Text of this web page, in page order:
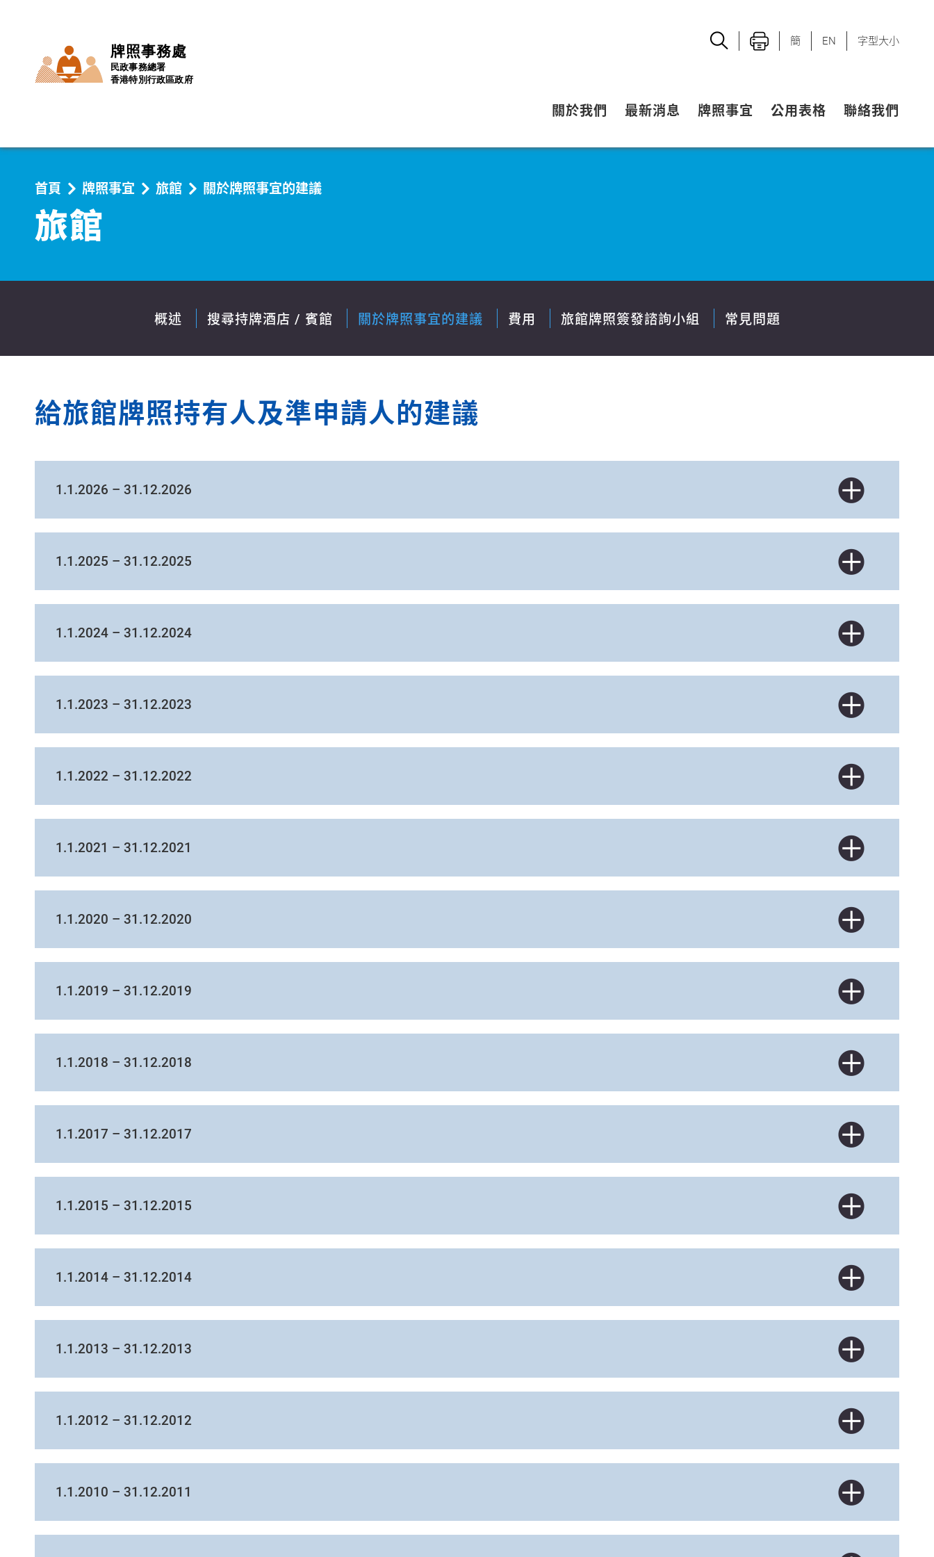
牌照事務處
民政事務總署
香港特別行政區政府
簡 EN 字型大小
關於我們 最新消息 牌照事宜 公用表格 聯絡我們
首頁 牌照事宜 旅館 關於牌照事宜的建議
旅館
概述 搜尋持牌酒店 / 賓館 關於牌照事宜的建議 費用 旅館牌照簽發諮詢小組 常見問題
給旅館牌照持有人及準申請人的建議
1.1.2026 – 31.12.2026
1.1.2025 – 31.12.2025
1.1.2024 – 31.12.2024
1.1.2023 – 31.12.2023
1.1.2022 – 31.12.2022
1.1.2021 – 31.12.2021
1.1.2020 – 31.12.2020
1.1.2019 – 31.12.2019
1.1.2018 – 31.12.2018
1.1.2017 – 31.12.2017
1.1.2015 – 31.12.2015
1.1.2014 – 31.12.2014
1.1.2013 – 31.12.2013
1.1.2012 – 31.12.2012
1.1.2010 – 31.12.2011